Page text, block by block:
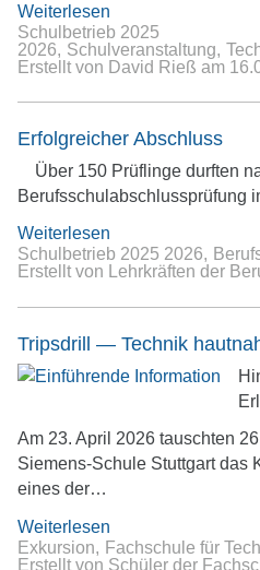
Weiterlesen
Schulbetrieb 2025
2026
Schulveranstaltung
Erstellt von David Rieß am
Erfolgreicher Abschluss
Über 150 Prüflinge durften
Berufsschulabschlussprüfung
Weiterlesen
Schulbetrieb 2025 2026
Erstellt von Lehrkräften der
Tripsdrill — Technik
Am 23. April 2026 tauschten
Siemens-Schule Stuttgart das
eines der…
Weiterlesen
Exkursion
Fachschule für
Erstellt von Schüler der